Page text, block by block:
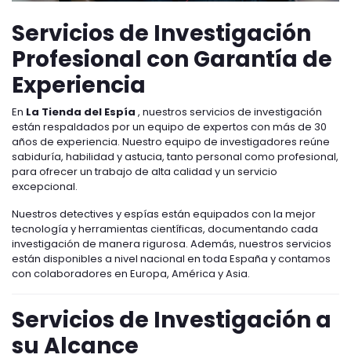
Servicios de Investigación
Profesional con Garantía de
Experiencia
En La Tienda del Espía , nuestros servicios de investigación
están respaldados por un equipo de expertos con más de 30
años de experiencia. Nuestro equipo de investigadores reúne
sabiduría, habilidad y astucia, tanto personal como profesional,
para ofrecer un trabajo de alta calidad y un servicio
excepcional.
Nuestros detectives y espías están equipados con la mejor
tecnología y herramientas científicas, documentando cada
investigación de manera rigurosa. Además, nuestros servicios
están disponibles a nivel nacional en toda España y contamos
con colaboradores en Europa, América y Asia.
Servicios de Investigación a
su Alcance